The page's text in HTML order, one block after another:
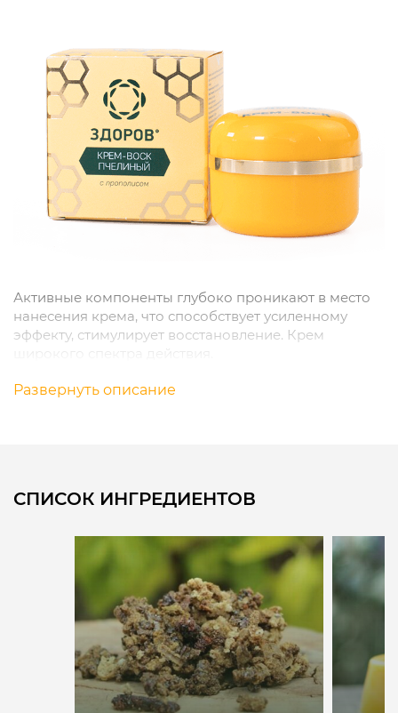
Активные компоненты глубоко проникают в место
нанесения крема, что способствует усиленному
эффекту, стимулирует восстановление. Крем
Развернуть описание
СПИСОК ИНГРЕДИЕНТОВ